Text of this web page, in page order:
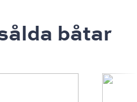
båtar